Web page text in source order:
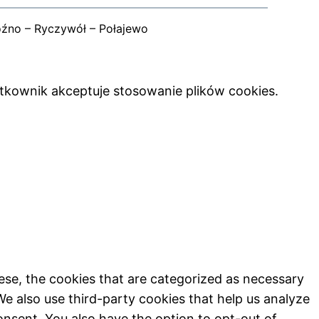
– Ryczywół – Połajewo
akceptuje stosowanie plików cookies.
the cookies that are categorized as necessary
also use third-party cookies that help us analyze